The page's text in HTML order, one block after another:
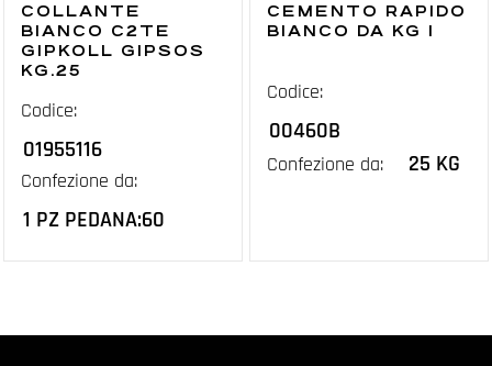
COLLANTE
BIANCO C2TE
GIPKOLL GIPSOS
KG.25
Codice:
01955116
Confezione da:
1 PZ PEDANA:60
CEMENTO RAPIDO
BIANCO DA KG 1
Codice:
00460B
Confezione da: 25 KG